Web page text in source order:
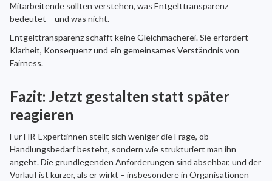
Mitarbeitende sollten verstehen, was Entgelttransparenz
bedeutet – und was nicht.
Entgelttransparenz schafft keine Gleichmacherei. Sie erfordert
Klarheit, Konsequenz und ein gemeinsames Verständnis von
Fairness.
Fazit: Jetzt gestalten statt später
reagieren
Für HR-Expert:innen stellt sich weniger die Frage, ob
Handlungsbedarf besteht, sondern wie strukturiert man ihn
angeht. Die grundlegenden Anforderungen sind absehbar, und der
Vorlauf ist kürzer, als er wirkt – insbesondere in Organisationen